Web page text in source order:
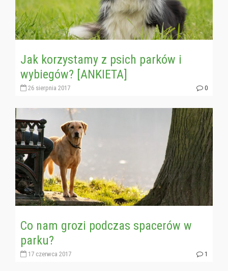
Jak korzystamy z psich parków i
wybiegów? [ANKIETA]
26 sierpnia 2017 0
Co nam grozi podczas spacerów w
parku?
17 czerwca 2017 1